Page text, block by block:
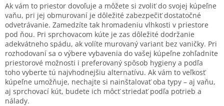
Ak vám to priestor dovoľuje a môžete si zvoliť do svojej kúpeľne
vaňu, pri jej obmurovaní je dôležité zabezpečiť dostatočné
odvetrávanie. Zamedzíte tak hromadeniu vlhkosti v priestore
pod ňou. Pri sprchovacom kúte je zas dôležité dodržanie
adekvátneho spádu, ak volíte murovaný variant bez vaničky. Pri
rozhodovaní sa o výbere vybavenia do vašej kúpeľne zohľadnite
priestorové možnosti i preferovaný spôsob hygieny a podľa
toho vyberte tú najvhodnejšiu alternatívu. Ak vám to veľkosť
kúpeľne umožňuje, nechajte si nainštalovať oba typy – aj vaňu,
aj sprchovací kút, budete ich môcť striedať podľa potrieb a
nálady.